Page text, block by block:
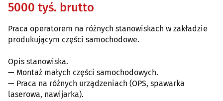
5000 tyś. brutto
Praca operatorem na różnych stanowiskach w zakładzie
produkującym części samochodowe.
Opis stanowiska.
— Montaż małych części samochodowych.
— Praca na różnych urządzeniach (OPS, spawarka
laserowa, nawijarka).